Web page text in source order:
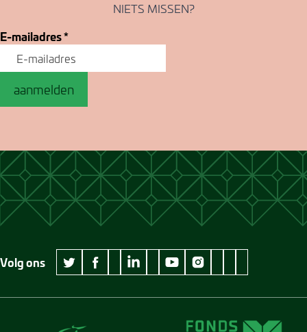
NIETS MISSEN?
E-mailadres*
aanmelden
Volg ons
twitter Museum Jan Cunen
facebook Museum Jan Cunen
wikipedia Museum Jan Cunen
linkedin Museum Jan Cunen
googleplus Museum Jan Cunen
youtube Museum Jan Cunen
instagram Museum